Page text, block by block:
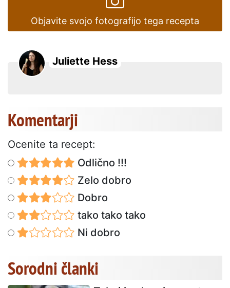
Objavite svojo fotografijo tega recepta
Juliette Hess
Komentarji
Ocenite ta recept:
Odlično !!!
Zelo dobro
Dobro
tako tako tako
Ni dobro
Sorodni članki